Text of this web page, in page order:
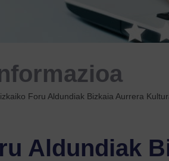
Foru Aldundiak Bizkaia Aurrera
Aldundiak